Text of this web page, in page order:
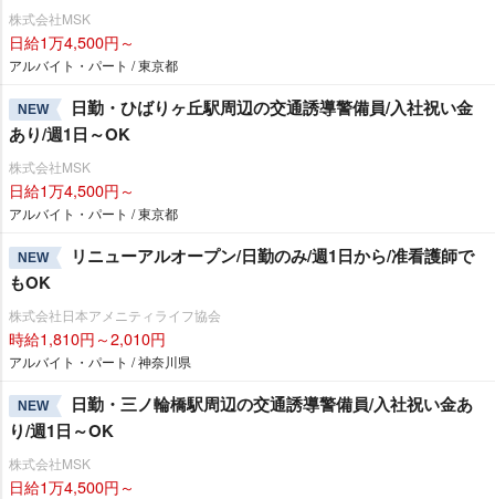
株式会社MSK
日給1万4,500円～
アルバイト・パート / 東京都
NEW
日勤・ひばりヶ丘駅周辺の交通誘導警備員/入社祝い金
あり/週1日～OK
株式会社MSK
日給1万4,500円～
アルバイト・パート / 東京都
NEW
リニューアルオープン/日勤のみ/週1日から/准看護師で
もOK
株式会社日本アメニティライフ協会
時給1,810円～2,010円
アルバイト・パート / 神奈川県
NEW
日勤・三ノ輪橋駅周辺の交通誘導警備員/入社祝い金あ
り/週1日～OK
株式会社MSK
日給1万4,500円～